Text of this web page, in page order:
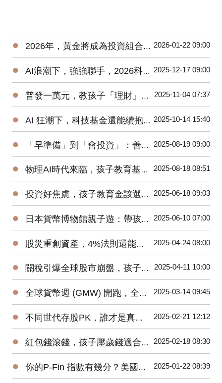
● 2026年，黃金將成為投資組合的核心資產之一？ 2026-01-22 09:00
● AI浪潮下，強強聯手，2026科技基金請抱緊，抱好？！ 2025-12-17 09:00
● 普發一萬元，教孩子「理財」與「詐騙」最佳時刻 2025-11-04 07:37
● AI 狂潮下，科技基金還能續抱、續扣嗎？ 2025-10-14 15:40
● 「早準備」到「會投資」：善用 TISA帳戶打造孩子教育金 2025-08-19 09:00
● 物理AI時代來臨，孩子教育基金要買機器人或電動車基金嗎？ 2025-08-18 08:51
● 投資好焦慮，孩子教育金該選台股基金或全球型基金？ 2025-06-18 09:03
● 日本貨幣博物館親子遊：帶孩子邊玩邊學認識「日幣的歷史」 2025-06-10 07:00
● 股災重創資產，4%法則還能讓我們安穩退休嗎？ 2025-04-24 08:00
● 關稅引爆全球股市崩盤，孩子的教育金該如何安心布局？ 2025-04-11 10:00
● 全球貨幣週 (GMW) 開跑，全世界各國如何推廣青少年金錢教育? 2025-03-14 09:45
● 不同世代存股PK，誰才是真正的投資贏家？ 2025-02-21 12:12
● 紅包錢滾錢，孩子壓歲錢適合投資哪些基金？ 2025-02-18 08:30
● 你的P-Fin 指數有幾分？美國人只能正確回答48%的問題 2025-01-22 08:39